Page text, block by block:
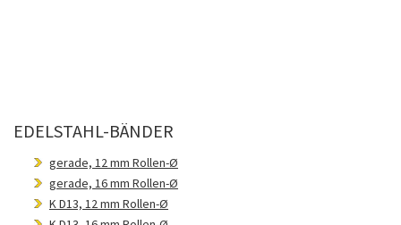
EDELSTAHL-BÄNDER
gerade, 12 mm Rollen-Ø
gerade, 16 mm Rollen-Ø
K D13, 12 mm Rollen-Ø